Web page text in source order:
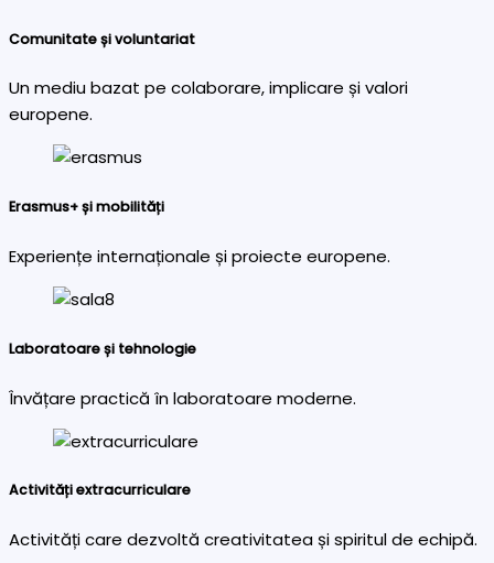
Comunitate și voluntariat
Un mediu bazat pe colaborare, implicare și valori
europene.
Erasmus+ și mobilități
Experiențe internaționale și proiecte europene.
Laboratoare și tehnologie
Învățare practică în laboratoare moderne.
Activități extracurriculare
Activități care dezvoltă creativitatea și spiritul de echipă.